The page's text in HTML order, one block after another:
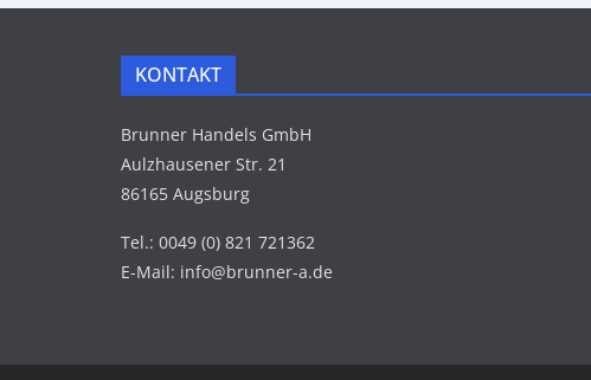
KONTAKT
Brunner Handels GmbH
Aulzhausener Str. 21
86165 Augsburg
Tel.: 0049 (0) 821 721362
E-Mail: info@brunner-a.de